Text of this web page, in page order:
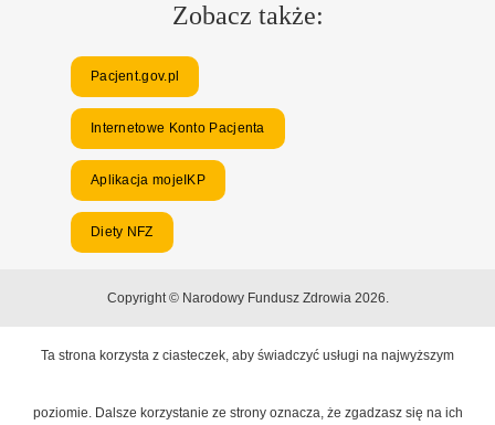
Zobacz także:
Pacjent.gov.pl
Internetowe Konto Pacjenta
Aplikacja mojeIKP
Diety NFZ
Copyright © Narodowy Fundusz Zdrowia 2026.
Ta strona korzysta z ciasteczek, aby świadczyć usługi na najwyższym
poziomie. Dalsze korzystanie ze strony oznacza, że zgadzasz się na ich